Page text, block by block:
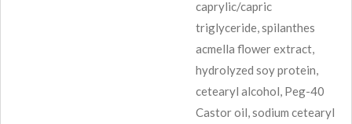
caprylic/capric
triglyceride, spilanthes
acmella flower extract,
hydrolyzed soy protein,
cetearyl alcohol, Peg-40
Castor oil, sodium cetearyl